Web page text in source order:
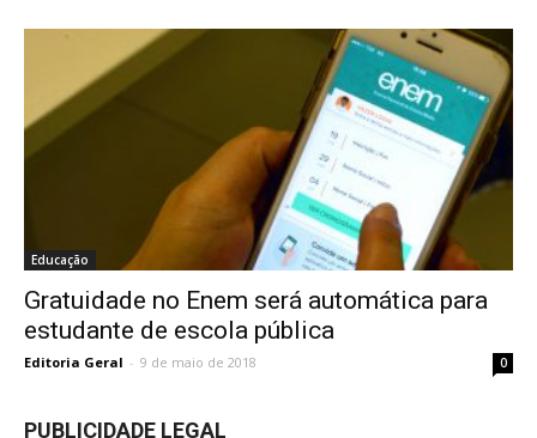
Educação
Gratuidade no Enem será automática para
estudante de escola pública
Editoria Geral - 9 de maio de 2018 0
PUBLICIDADE LEGAL